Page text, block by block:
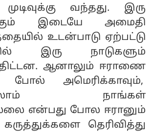
வந்தது. இரு
இடையே அமைதி
உடன்பாடு ஏற்பட்டு
இரு நாடுகளும்
ஆனாலும் ஈராணை
போல் அமெரிக்காவும்,
நாங்கள்
என்பது போல ஈரானும்
தெரிவித்து